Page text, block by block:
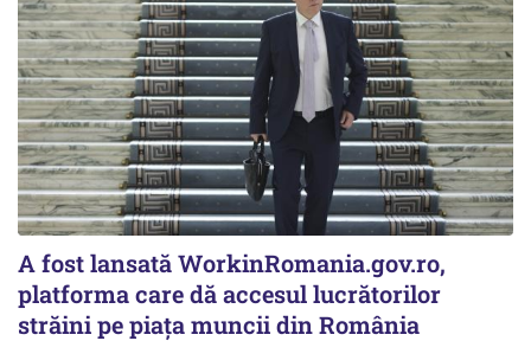
A fost lansată WorkinRomania.gov.ro,
platforma care dă accesul lucrătorilor
străini pe piața muncii din România